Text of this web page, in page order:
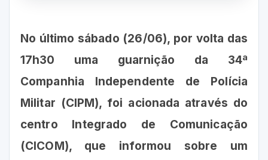
No último sábado (26/06), por volta das
17h30 uma guarnição da 34ª
Companhia Independente de Polícia
Militar (CIPM), foi acionada através do
centro Integrado de Comunicação
(CICOM), que informou sobre um